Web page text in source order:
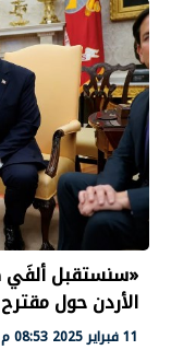
«سنستقبل ألفَي
الأردن حول
11 فبراير 2025 08:53 م